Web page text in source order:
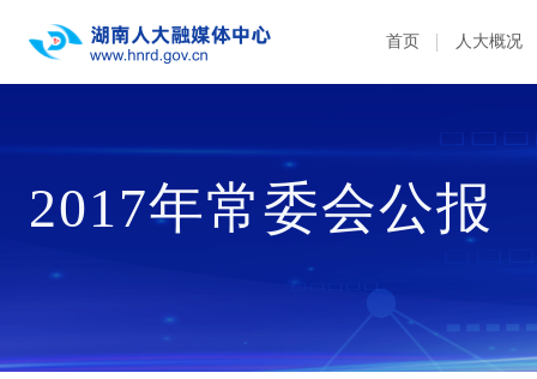
首页 人大概况
2017年常委会公报